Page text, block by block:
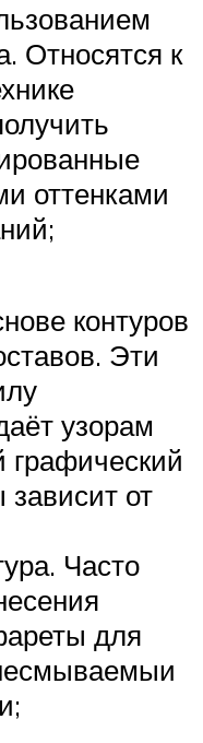
Относятся к
оттенками
контуров
Эти
узорам
графический
зависит от
Часто
для